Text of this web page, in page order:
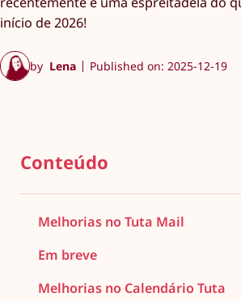
início de 2026!
by Lena Published on: 2025-12-19
Conteúdo
Melhorias no Tuta Mail
Em breve
Melhorias no Calendário Tuta